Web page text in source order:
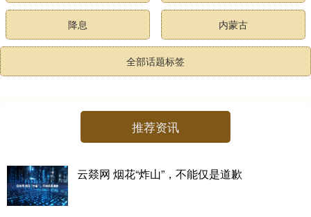
降息 内蒙古
全部话题标签
推荐资讯
云燚网 烟花“炸山”，不能仅是道歉